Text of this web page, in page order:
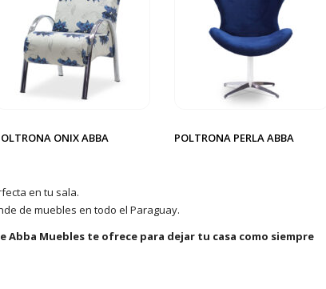
ONIX ABBA POLTRONA PERLA ABBA
en tu sala.
de muebles en todo el Paraguay.
Abba Muebles te ofrece para dejar tu casa como siempre